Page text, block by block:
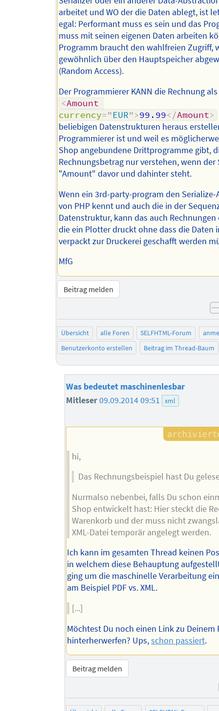
arbeitet und WO der die Daten ablegt, ist
egal: Performant muss es sein und das
muss mit seinen eigenen Daten arbeiten
Programm braucht den wahlfreien Zugriff,
gewöhnlich über den Hauptspeicher
(Random Access).
Der Programmierer KANN die Rechnung als
<Amount
currency="EUR">99.99</Amount>
beliebigen Datenstrukturen heraus
Programmierer ist und weil es
Shop angebundene Drittprogramme gibt,
Rechnungsbetrag nur verstehen, wenn der
"Amount" davor und dahinter steht.
Wenn ein 3rd-party-program den
von PHP kennt und auch die in der
Datenstruktur, kann das auch Rechnungen
die ein Plotter druckt ohne dass die Daten
verpackt zur Druckerei geschafft werden
MfG
Beitrag melden
Übersicht alle Foren SELFHTML-Forum
Benutzerkonto erstellen
Beitrag im Thread-Baum
Was bedeutet maschinenlesbar
Mitleser09.09.2014 09:51 xml
hi,
Das Rechnungsbeispiel hast Du
Nurmalso nebenbei, falls Du schon
Shop entwickelt hast: Hier steckt die
Warenkorb und der muss nicht
XML-Datei temporär angelegt werden.
Ich kann im gesamten Thread keinen
in welchem diese Behauptung
ging um die maschinelle Verarbeitung
am Beispiel PDF vs. XML.
[...]
Möchtest Du noch einen Link zu Deinem
hinterherwerfen? Ups,schon passiert.
Beitrag melden